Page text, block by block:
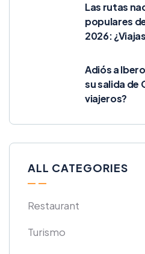
Las rutas
populares
2026:
Adiós a
su salida de
viajeros?
ALL CATEGORIES
Restaurant
Turismo